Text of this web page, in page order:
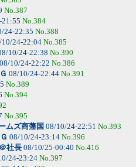
No.387
No.384
24-22:35 No.388
10/24-22:04 No.385
10/24-22:38 No.390
08/10/24-22:22 No.386
08/10/24-22:44 No.391
No.389
No.394
No.395
ムズ商藩国 08/10/24-22:51 No.393
08/10/24-23:14 No.396
社長 08/10/25-00:40 No.416
24-23:24 No.397